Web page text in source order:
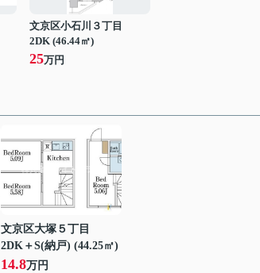
文京区小石川３丁目
2DK (46.44㎡)
25万円
文京区大塚５丁目
2DK＋S(納戸) (44.25㎡)
14.8万円